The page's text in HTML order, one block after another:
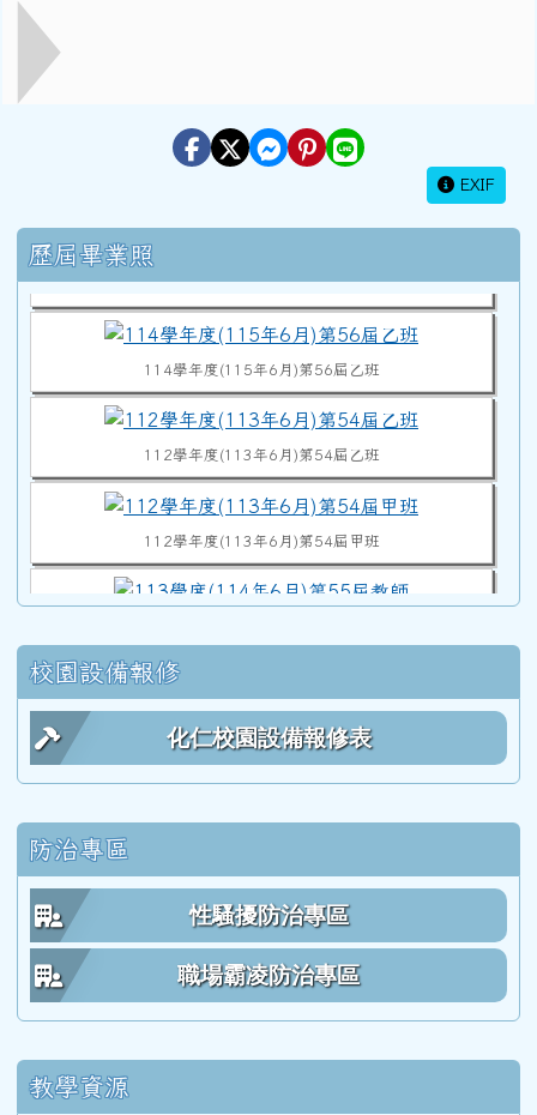
EXIF
右邊區域內容
歷屆畢業照
114學年度(115年6月)第56屆甲班
113學度(114年6月)第55屆教師
112學年度(113年6月)第54屆教師
111學年度(112年6月)第53屆乙班
111學年度(112年6月)第53屆教師
校園設備報修
化仁校園設備報修表
防治專區
性騷擾防治專區
職場霸凌防治專區
教學資源